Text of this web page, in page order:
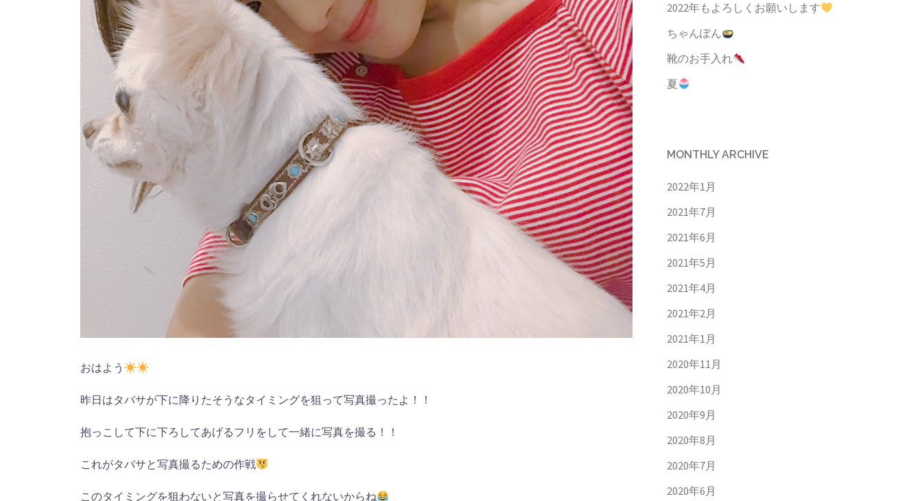
おはよう
昨日はタバサが下に降りたそうなタイミングを狙って写真撮ったよ！！
抱っこして下に下ろしてあげるフリをして一緒に写真を撮る！！
これがタバサと写真撮るための作戦
このタイミングを狙わないと写真を撮らせてくれないからね
2022年もよろしくお願いします
ちゃんぽん
靴のお手入れ
夏
MONTHLY ARCHIVE
2022年1月
2021年7月
2021年6月
2021年5月
2021年4月
2021年2月
2021年1月
2020年11月
2020年10月
2020年9月
2020年8月
2020年7月
2020年6月